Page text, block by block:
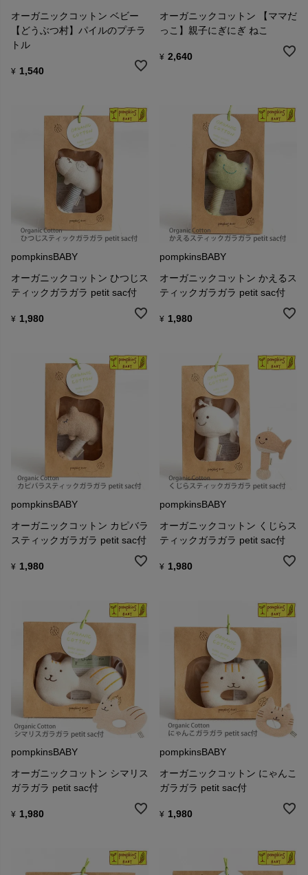
オーガニックコットン ベビー
【どうぶつ村】パイルのプチラ
トル
¥ 1,540
オーガニックコットン 【ママだ
っこ】親子にぎにぎ ねこ
¥ 2,640
pompkinsBABY
オーガニックコットン ひつじス
ティックガラガラ petit sac付
¥ 1,980
pompkinsBABY
オーガニックコットン かえるス
ティックガラガラ petit sac付
¥ 1,980
pompkinsBABY
オーガニックコットン カピバラ
スティックガラガラ petit sac付
¥ 1,980
pompkinsBABY
オーガニックコットン くじらス
ティックガラガラ petit sac付
¥ 1,980
pompkinsBABY
オーガニックコットン シマリス
ガラガラ petit sac付
¥ 1,980
pompkinsBABY
オーガニックコットン にゃんこ
ガラガラ petit sac付
¥ 1,980